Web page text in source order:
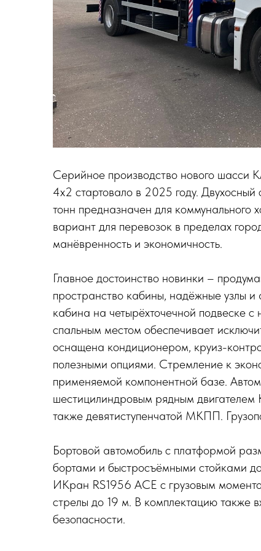
Серийное производство нового
4х2 стартовало в 2025 году.
тонн предназначен для коммунального
вариант для перевозок в пределах
манёвренность и экономичность.
Главное достоинство новинки –
пространство кабины, надёжные узлы
кабина на четырёхточечной подвеске
спальным местом обеспечивает
оснащена кондиционером, круиз-
полезными опциями. Стремление к
применяемой компонентной базе.
шестицилиндровым рядным
также девятиступенчатой МКПП.
Бортовой автомобиль с платформой
бортами и быстросъёмными стойками
ИКран RS1956 ACE с грузовым
стрелы до 19 м. В комплектацию также
безопасности.